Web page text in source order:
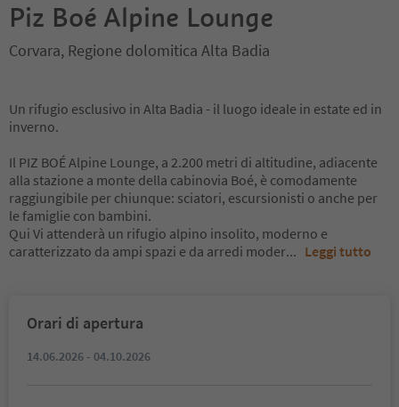
Piz Boé Alpine Lounge
Corvara, Regione dolomitica Alta Badia
Un rifugio esclusivo in Alta Badia - il luogo ideale in estate ed in
inverno.
Il PIZ BOÉ Alpine Lounge, a 2.200 metri di altitudine, adiacente
alla stazione a monte della cabinovia Boé, è comodamente
raggiungibile per chiunque: sciatori, escursionisti o anche per
le famiglie con bambini.
Qui Vi attenderà un rifugio alpino insolito, moderno e
caratterizzato da ampi spazi e da arredi moder... Leggi tutto
Orari di apertura
14.06.2026 - 04.10.2026